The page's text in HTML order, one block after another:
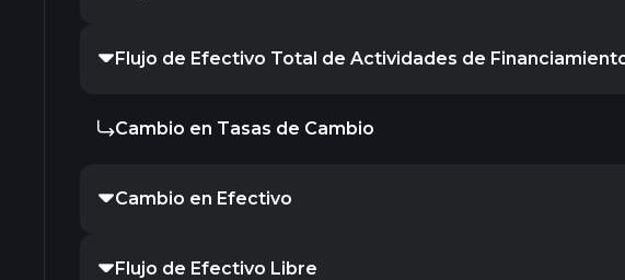
Flujo de Efectivo Total de Actividades de
Cambio en Tasas de Cambio
Cambio en Efectivo
Flujo de Efectivo Libre